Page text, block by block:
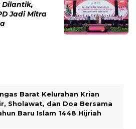
Dilantik,
Jadi Mitra
Barat Kelurahan Krian
Sholawat, dan Doa Bersama
Baru Islam 1448 Hijriah